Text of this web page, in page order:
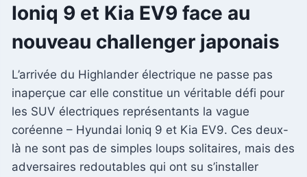
Ioniq 9 et Kia EV9 face au
nouveau challenger japonais
L’arrivée du Highlander électrique ne passe pas
inaperçue car elle constitue un véritable défi pour
les SUV électriques représentants la vague
coréenne – Hyundai Ioniq 9 et Kia EV9. Ces deux-
là ne sont pas de simples loups solitaires, mais des
adversaires redoutables qui ont su s’installer